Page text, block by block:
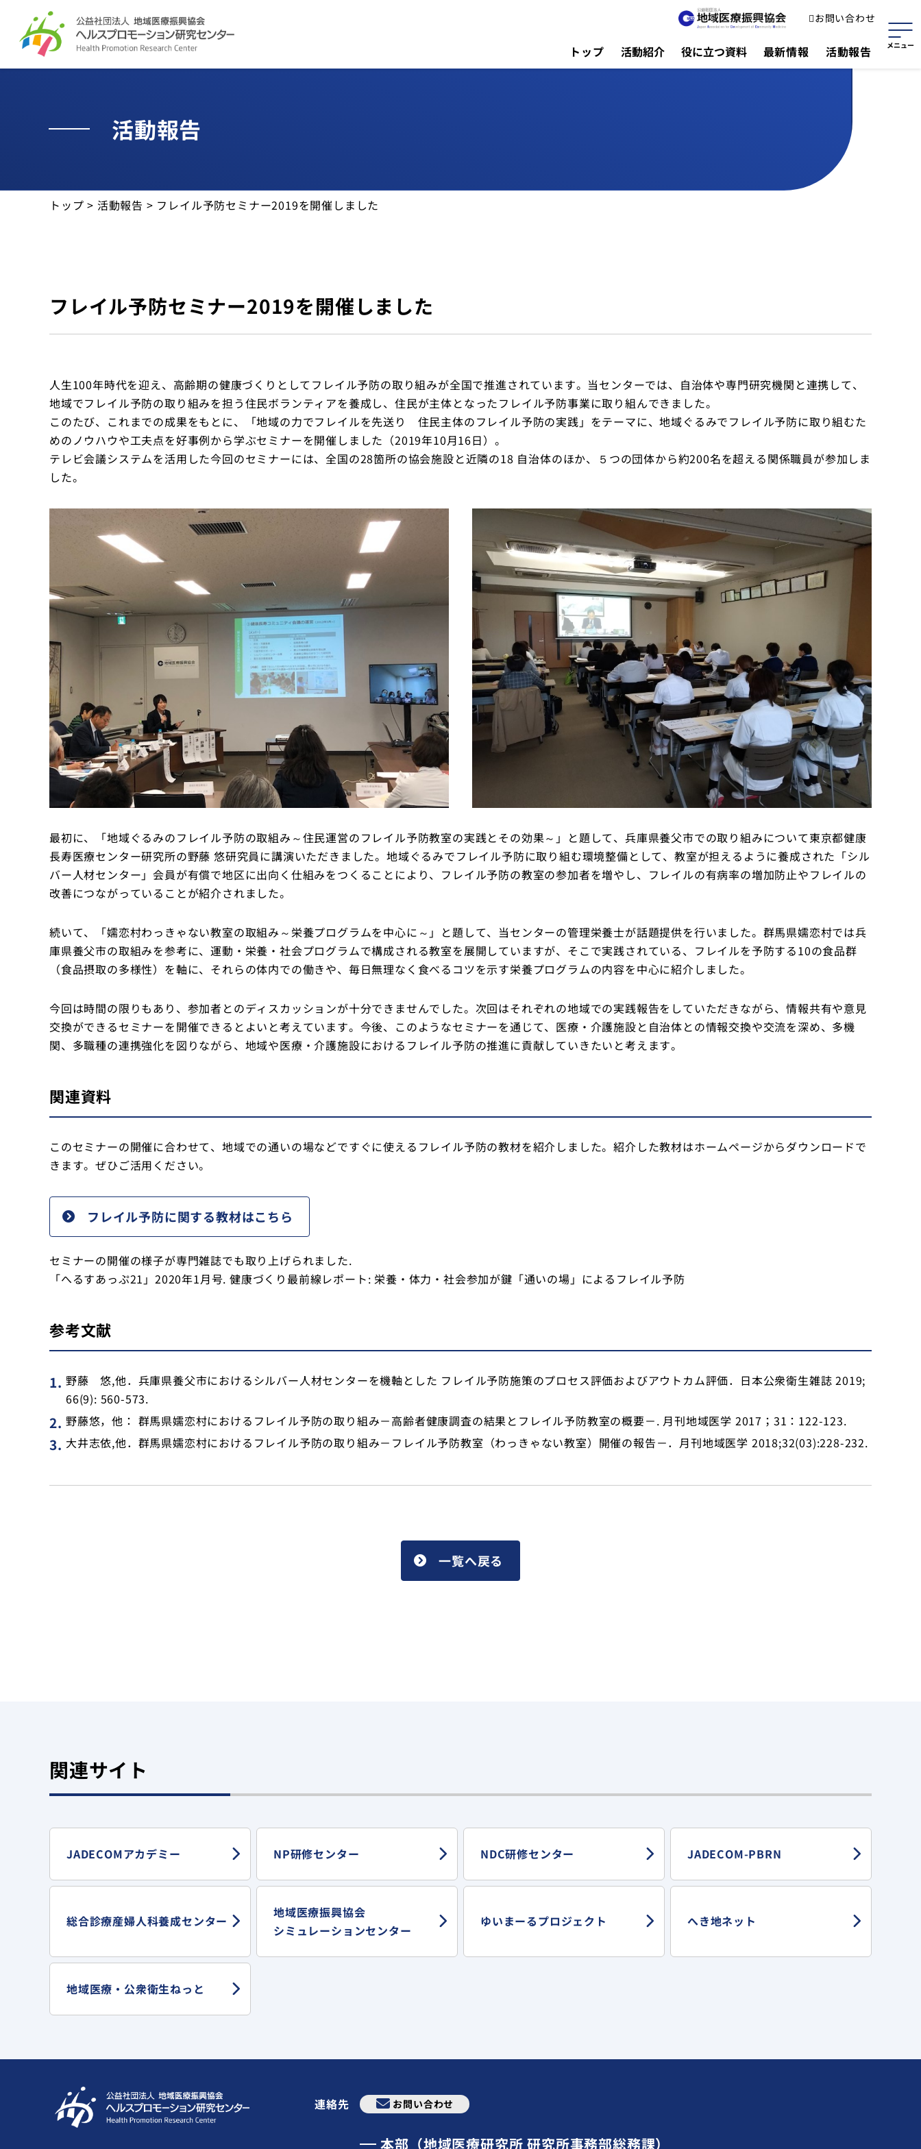
お問い合わせ
トップ 活動紹介 役に立つ資料 最新情報 活動報告
役に立つ資料
トップ
活動報告
トップ > 活動報告 > フレイル予防セミナー2019を開催しました
フレイル予防セミナー2019を開催しました
人生100年時代を迎え、高齢期の健康づくりとしてフレイル予防の取り組みが全国で推進されています。当センターでは、自治体や専門研究機関と連携して、
地域でフレイル予防の取り組みを担う住民ボランティアを養成し、住民が主体となったフレイル予防事業に取り組んできました。
このたび、これまでの成果をもとに、「地域の力でフレイルを先送り 住民主体のフレイル予防の実践」をテーマに、地域ぐるみでフレイル予防に取り組むた
めのノウハウや工夫点を好事例から学ぶセミナーを開催しました（2019年10月16日）。
テレビ会議システムを活用した今回のセミナーには、全国の28箇所の協会施設と近隣の18 自治体のほか、５つの団体から約200名を超える関係職員が参加しま
した。
最初に、「地域ぐるみのフレイル予防の取組み～住民運営のフレイル予防教室の実践とその効果～」と題して、兵庫県養父市での取り組みについて東京都健康
長寿医療センター研究所の野藤 悠研究員に講演いただきました。地域ぐるみでフレイル予防に取り組む環境整備として、教室が担えるように養成された「シル
バー人材センター」会員が有償で地区に出向く仕組みをつくることにより、フレイル予防の教室の参加者を増やし、フレイルの有病率の増加防止やフレイルの
改善につながっていることが紹介されました。
続いて、「嬬恋村わっきゃない教室の取組み～栄養プログラムを中心に～」と題して、当センターの管理栄養士が話題提供を行いました。群馬県嬬恋村では兵
庫県養父市の取組みを参考に、運動・栄養・社会プログラムで構成される教室を展開していますが、そこで実践されている、フレイルを予防する10の食品群
（食品摂取の多様性）を軸に、それらの体内での働きや、毎日無理なく食べるコツを示す栄養プログラムの内容を中心に紹介しました。
今回は時間の限りもあり、参加者とのディスカッションが十分できませんでした。次回はそれぞれの地域での実践報告をしていただきながら、情報共有や意見
交換ができるセミナーを開催できるとよいと考えています。今後、このようなセミナーを通じて、医療・介護施設と自治体との情報交換や交流を深め、多機
関、多職種の連携強化を図りながら、地域や医療・介護施設におけるフレイル予防の推進に貢献していきたいと考えます。
関連資料
このセミナーの開催に合わせて、地域での通いの場などですぐに使えるフレイル予防の教材を紹介しました。紹介した教材はホームページからダウンロードで
きます。ぜひご活用ください。
フレイル予防に関する教材はこちら
セミナーの開催の様子が専門雑誌でも取り上げられました.
「へるすあっぷ21」2020年1月号. 健康づくり最前線レポート: 栄養・体力・社会参加が鍵「通いの場」によるフレイル予防
参考文献
野藤 悠,他．兵庫県養父市におけるシルバー人材センターを機軸とした フレイル予防施策のプロセス評価およびアウトカム評価．日本公衆衛生雑誌 2019;
66(9): 560-573.
野藤悠，他： 群馬県嬬恋村におけるフレイル予防の取り組み－高齢者健康調査の結果とフレイル予防教室の概要－. 月刊地域医学 2017；31：122-123.
大井志依,他．群馬県嬬恋村におけるフレイル予防の取り組み－フレイル予防教室（わっきゃない教室）開催の報告－．月刊地域医学 2018;32(03):228-232.
一覧へ戻る
関連サイト
JADECOMアカデミー NP研修センター NDC研修センター JADECOM-PBRN
総合診療産婦人科養成センター
地域医療振興協会
シミュレーションセンター
ゆいまーるプロジェクト へき地ネット
地域医療・ 公衆衛生ねっと
連絡先 お問い合わせ
本部（地域医療研究所 研究所事務部総務課）